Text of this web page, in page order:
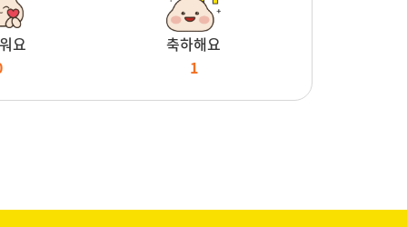
요
축하해요
1